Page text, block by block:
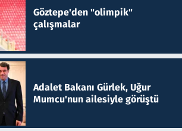
Göztepe'den "olimpik"
çalışmalar
Adalet Bakanı Gürlek, Uğur
Mumcu'nun ailesiyle görüştü